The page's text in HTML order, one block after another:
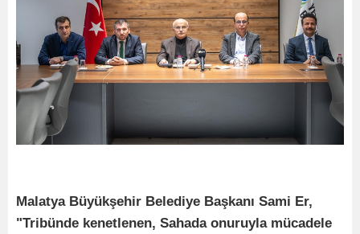
Malatya Büyükşehir Belediye Başkanı Sami Er,
"Tribünde kenetlenen, Sahada onuruyla mücadele